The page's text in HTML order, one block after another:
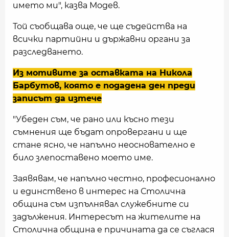
името ми", казва Модев.
Той съобщава още, че ще съдейства на
всички партийни и държавни органи за
разследването.
Из мотивите за оставката на Никола
Барбутов, която е подадена ден преди
записът да изтече
"Убеден съм, че рано или късно тези
съмнения ще бъдат опровергани и ще
стане ясно, че напълно неоснователно е
било злепоставено моето име.
Заявявам, че напълно честно, професионално
и единствено в интерес на Столична
община съм изпълнявал служебните си
задължения. Интересът на жителите на
Столична община е причината да се съглася